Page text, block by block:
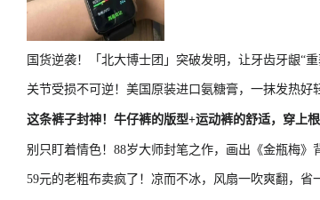
国货逆袭！「北大博士团」突破发明，让牙齿牙龈“重
关节受损不可逆！美国原装进口氨糖膏，一抹发热好
这条裤子封神！牛仔裤的版型+运动裤的舒适，穿上
别只盯着情色！88岁大师封笔之作，画出《金瓶梅》
59元的老粗布卖疯了！凉而不冰，风扇一吹爽翻，省